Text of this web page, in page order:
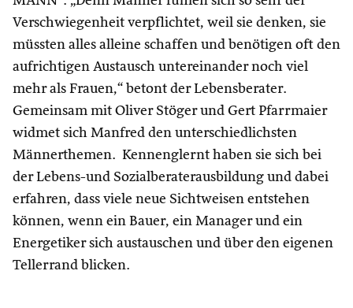
Verschwiegenheit verpflichtet, weil sie denken, sie
müssten alles alleine schaffen und benötigen oft den
aufrichtigen Austausch untereinander noch viel
mehr als Frauen,“ betont der Lebensberater.
Gemeinsam mit Oliver Stöger und Gert Pfarrmaier
widmet sich Manfred den unterschiedlichsten
Männerthemen. Kennenglernt haben sie sich bei
der Lebens-und Sozialberaterausbildung und dabei
erfahren, dass viele neue Sichtweisen entstehen
können, wenn ein Bauer, ein Manager und ein
Energetiker sich austauschen und über den eigenen
Tellerrand blicken.